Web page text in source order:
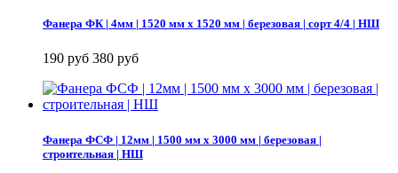
Фанера ФК | 4мм | 1520 мм х 1520 мм | березовая | сорт 4/4 | НШ
190 руб 380 руб
Фанера ФСФ | 12мм | 1500 мм х 3000 мм | березовая |
строительная | НШ